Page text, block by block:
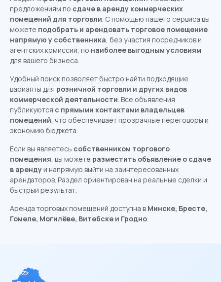
предложениям по сдаче в аренду коммерческих
помещений для торговли. С помощью нашего сервиса вы
можете подобрать и арендовать торговое помещение
напрямую у собственника, без участия посредников и
агентских комиссий, по наиболее выгодным условиям
для вашего бизнеса.
Удобный поиск позволяет быстро найти подходящие
варианты для розничной торговли и других видов
коммерческой деятельности. Все объявления
публикуются с прямыми контактами владельцев
помещений, что обеспечивает прозрачные переговоры и
экономию бюджета.
Если вы являетесь собственником торгового
помещения, вы можете разместить объявление о сдаче
в аренду и напрямую выйти на заинтересованных
арендаторов. Раздел ориентирован на реальные сделки и
быстрый результат.
Аренда торговых помещений доступна в Минске, Бресте,
Гомеле, Могилёве, Витебске и Гродно.